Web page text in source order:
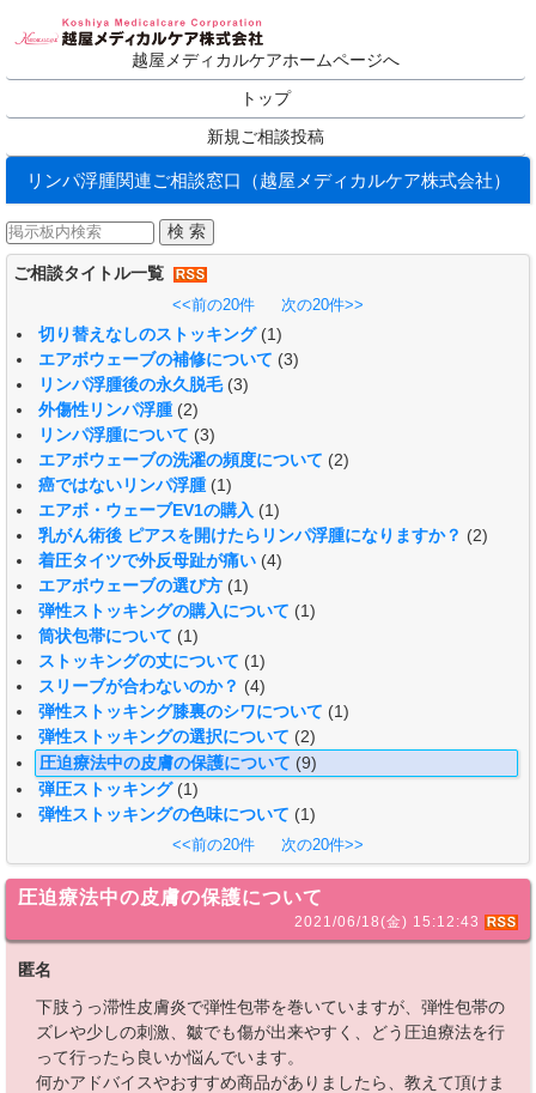
越屋メディカルケアホームページへ
トップ
新規ご相談投稿
リンパ浮腫関連ご相談窓口（越屋メディカルケア株式会社）
ご相談タイトル一覧
<<前の20件
次の20件>>
切り替えなしのストッキング (1)
エアボウェーブの補修について (3)
リンパ浮腫後の永久脱毛 (3)
外傷性リンパ浮腫 (2)
リンパ浮腫について (3)
エアボウェーブの洗濯の頻度について (2)
癌ではないリンパ浮腫 (1)
エアボ・ウェーブEV1の購入 (1)
乳がん術後 ピアスを開けたらリンパ浮腫になりますか？ (2)
着圧タイツで外反母趾が痛い (4)
エアボウェーブの選び方 (1)
弾性ストッキングの購入について (1)
筒状包帯について (1)
ストッキングの丈について (1)
スリーブが合わないのか？ (4)
弾性ストッキング膝裏のシワについて (1)
弾性ストッキングの選択について (2)
圧迫療法中の皮膚の保護について (9)
弾圧ストッキング (1)
弾性ストッキングの色味について (1)
<<前の20件
次の20件>>
圧迫療法中の皮膚の保護について
2021/06/18(金) 15:12:43
匿名
下肢うっ滞性皮膚炎で弾性包帯を巻いていますが、弾性包帯の
ズレや少しの刺激、皺でも傷が出来やすく、どう圧迫療法を行
って行ったら良いか悩んでいます。
何かアドバイスやおすすめ商品がありましたら、教えて頂けま